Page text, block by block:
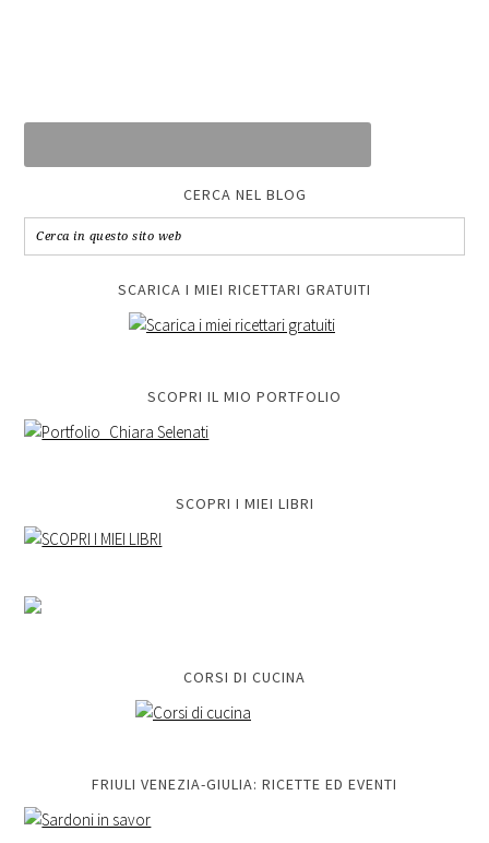
CERCA NEL BLOG
SCARICA I MIEI RICETTARI GRATUITI
SCOPRI IL MIO PORTFOLIO
SCOPRI I MIEI LIBRI
CORSI DI CUCINA
FRIULI VENEZIA-GIULIA: RICETTE ED EVENTI